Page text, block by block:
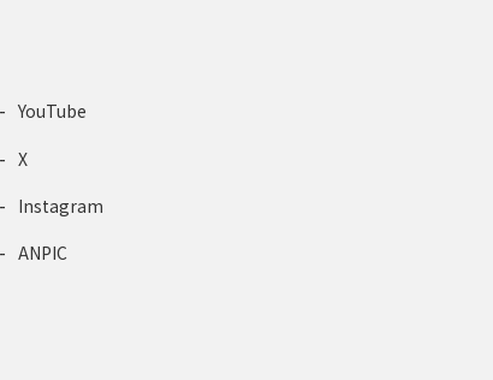
YouTube
X
Instagram
ANPIC